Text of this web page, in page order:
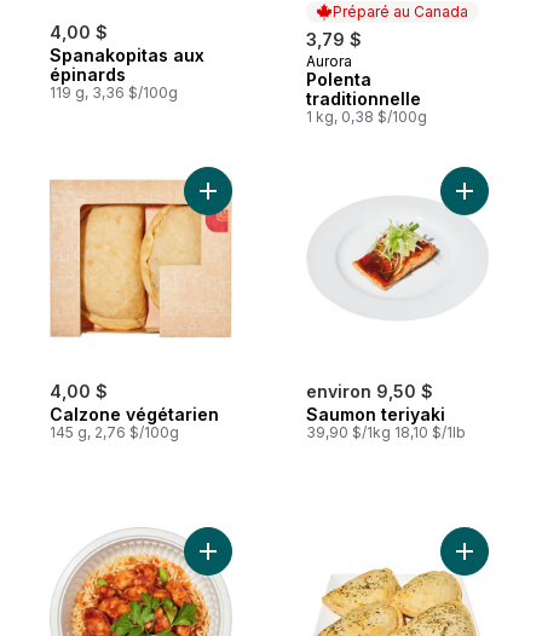
4,00 $
Spanakopitas aux
épinards
119 g, 3,36 $/100g
Préparé au Canada
3,79 $
Préparé au Canada
Aurora
Polenta
traditionnelle
1 kg, 0,38 $/100g
4,00 $
Calzone végétarien
145 g, 2,76 $/100g
Ajouter Calzone végétarien au panier
environ 9,50 $
Saumon teriyaki
39,90 $/1kg 18,10 $/1lb
Ajouter
Ajouter Bol d’énergie poulet Général
Ajouter